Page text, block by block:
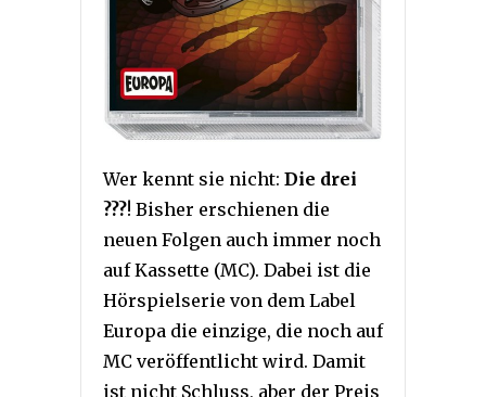
Wer kennt sie nicht: Die drei
???! Bisher erschienen die
neuen Folgen auch immer noch
auf Kassette (MC). Dabei ist die
Hörspielserie von dem Label
Europa die einzige, die noch auf
MC veröffentlicht wird. Damit
ist nicht Schluss, aber der Preis